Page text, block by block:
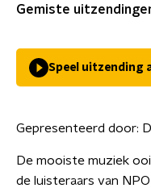
Gemiste
Speel uitzending
Gepresenteerd door:
De mooiste muziek
de luisteraars van